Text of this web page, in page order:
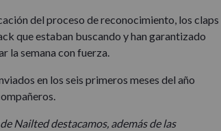
del proceso de reconocimiento, los claps
que estaban buscando y han garantizado
la semana con fuerza.
en los seis primeros meses del año
de Nailted destacamos, además de las